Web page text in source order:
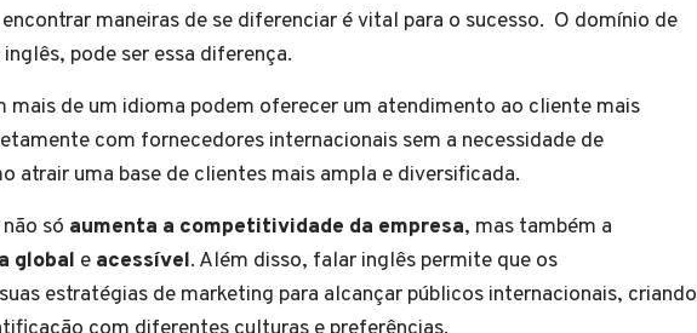
maneiras de se diferenciar é vital para o sucesso. O domínio de
pode ser essa diferença.
mais de um idioma podem oferecer um atendimento ao cliente mais
com fornecedores internacionais sem a necessidade de
atrair uma base de clientes mais ampla e diversificada.
só aumenta a competitividade da empresa, mas também a
global e acessível. Além disso, falar inglês permite que os
estratégias de marketing para alcançar públicos internacionais, criando